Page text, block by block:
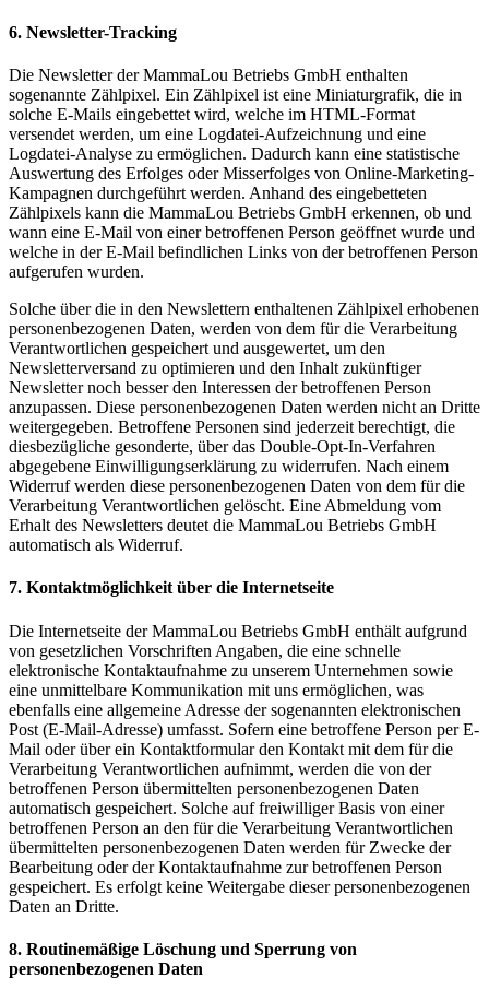
6. Newsletter-Tracking
Die Newsletter der MammaLou Betriebs GmbH enthalten
sogenannte Zählpixel. Ein Zählpixel ist eine Miniaturgrafik, die in
solche E-Mails eingebettet wird, welche im HTML-Format
versendet werden, um eine Logdatei-Aufzeichnung und eine
Logdatei-Analyse zu ermöglichen. Dadurch kann eine statistische
Auswertung des Erfolges oder Misserfolges von Online-Marketing-
Kampagnen durchgeführt werden. Anhand des eingebetteten
Zählpixels kann die MammaLou Betriebs GmbH erkennen, ob und
wann eine E-Mail von einer betroffenen Person geöffnet wurde und
welche in der E-Mail befindlichen Links von der betroffenen Person
aufgerufen wurden.
Solche über die in den Newslettern enthaltenen Zählpixel erhobenen
personenbezogenen Daten, werden von dem für die Verarbeitung
Verantwortlichen gespeichert und ausgewertet, um den
Newsletterversand zu optimieren und den Inhalt zukünftiger
Newsletter noch besser den Interessen der betroffenen Person
anzupassen. Diese personenbezogenen Daten werden nicht an Dritte
weitergegeben. Betroffene Personen sind jederzeit berechtigt, die
diesbezügliche gesonderte, über das Double-Opt-In-Verfahren
abgegebene Einwilligungserklärung zu widerrufen. Nach einem
Widerruf werden diese personenbezogenen Daten von dem für die
Verarbeitung Verantwortlichen gelöscht. Eine Abmeldung vom
Erhalt des Newsletters deutet die MammaLou Betriebs GmbH
automatisch als Widerruf.
7. Kontaktmöglichkeit über die Internetseite
Die Internetseite der MammaLou Betriebs GmbH enthält aufgrund
von gesetzlichen Vorschriften Angaben, die eine schnelle
elektronische Kontaktaufnahme zu unserem Unternehmen sowie
eine unmittelbare Kommunikation mit uns ermöglichen, was
ebenfalls eine allgemeine Adresse der sogenannten elektronischen
Post (E-Mail-Adresse) umfasst. Sofern eine betroffene Person per E-
Mail oder über ein Kontaktformular den Kontakt mit dem für die
Verarbeitung Verantwortlichen aufnimmt, werden die von der
betroffenen Person übermittelten personenbezogenen Daten
automatisch gespeichert. Solche auf freiwilliger Basis von einer
betroffenen Person an den für die Verarbeitung Verantwortlichen
übermittelten personenbezogenen Daten werden für Zwecke der
Bearbeitung oder der Kontaktaufnahme zur betroffenen Person
gespeichert. Es erfolgt keine Weitergabe dieser personenbezogenen
Daten an Dritte.
8. Routinemäßige Löschung und Sperrung von
personenbezogenen Daten